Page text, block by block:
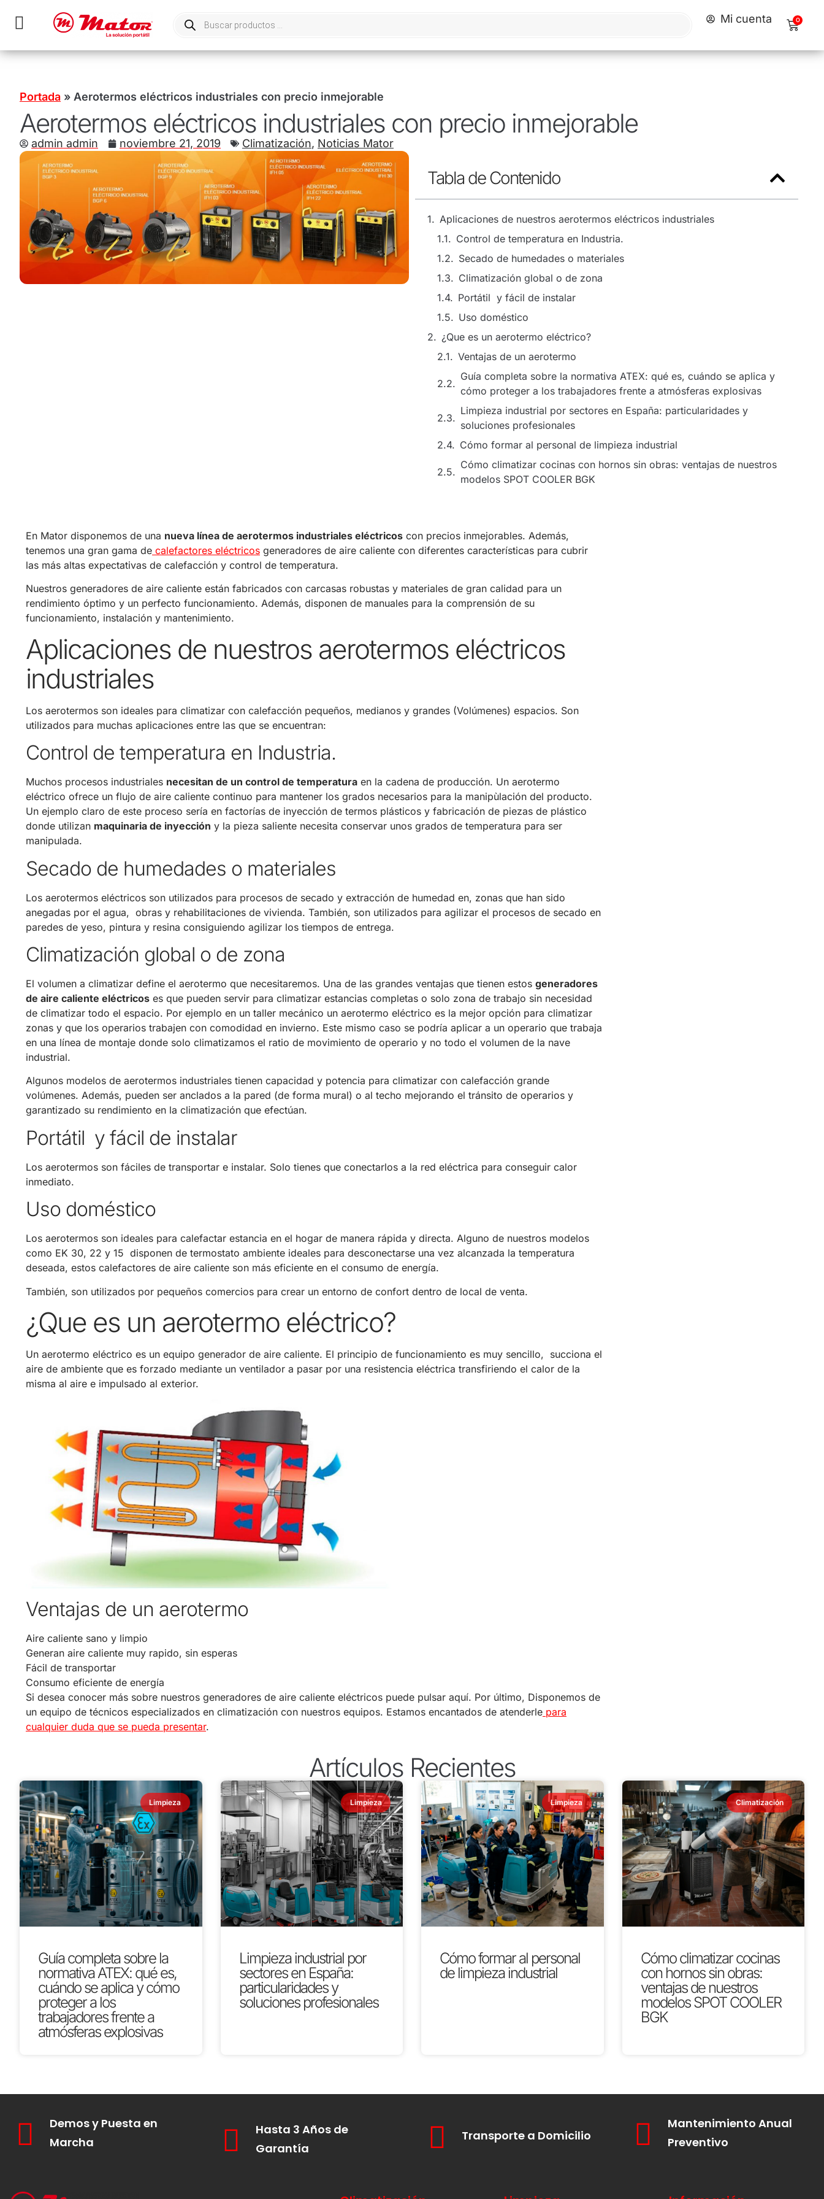
Mi cuenta 0
Portada » Aerotermos eléctricos industriales con precio inmejorable
Aerotermos eléctricos industriales con precio inmejorable
admin admin noviembre 21, 2019 Climatización, Noticias Mator
Tabla de Contenido
Aplicaciones de nuestros aerotermos eléctricos industriales
Control de temperatura en Industria.
Secado de humedades o materiales
Climatización global o de zona
Portátil y fácil de instalar
Uso doméstico
¿Que es un aerotermo eléctrico?
Ventajas de un aerotermo
Guía completa sobre la normativa ATEX: qué es, cuándo se aplica y
cómo proteger a los trabajadores frente a atmósferas explosivas
Limpieza industrial por sectores en España: particularidades y
soluciones profesionales
Cómo formar al personal de limpieza industrial
Cómo climatizar cocinas con hornos sin obras: ventajas de nuestros
modelos SPOT COOLER BGK
En Mator disponemos de una nueva línea de aerotermos industriales eléctricos con precios inmejorables. Además,
tenemos una gran gama de calefactores eléctricos generadores de aire caliente con diferentes características para cubrir
las más altas expectativas de calefacción y control de temperatura.
Nuestros generadores de aire caliente están fabricados con carcasas robustas y materiales de gran calidad para un
rendimiento óptimo y un perfecto funcionamiento. Además, disponen de manuales para la comprensión de su
funcionamiento, instalación y mantenimiento.
Aplicaciones de nuestros aerotermos eléctricos
industriales
Los aerotermos son ideales para climatizar con calefacción pequeños, medianos y grandes (Volúmenes) espacios. Son
utilizados para muchas aplicaciones entre las que se encuentran:
Control de temperatura en Industria.
Muchos procesos industriales necesitan de un control de temperatura en la cadena de producción. Un aerotermo
eléctrico ofrece un flujo de aire caliente continuo para mantener los grados necesarios para la manipùlación del producto.
Un ejemplo claro de este proceso sería en factorías de inyección de termos plásticos y fabricación de piezas de plástico
donde utilizan maquinaria de inyección y la pieza saliente necesita conservar unos grados de temperatura para ser
manipulada.
Secado de humedades o materiales
Los aerotermos eléctricos son utilizados para procesos de secado y extracción de humedad en, zonas que han sido
anegadas por el agua, obras y rehabilitaciones de vivienda. También, son utilizados para agilizar el procesos de secado en
paredes de yeso, pintura y resina consiguiendo agilizar los tiempos de entrega.
Climatización global o de zona
El volumen a climatizar define el aerotermo que necesitaremos. Una de las grandes ventajas que tienen estos generadores
de aire caliente eléctricos es que pueden servir para climatizar estancias completas o solo zona de trabajo sin necesidad
de climatizar todo el espacio. Por ejemplo en un taller mecánico un aerotermo eléctrico es la mejor opción para climatizar
zonas y que los operarios trabajen con comodidad en invierno. Este mismo caso se podría aplicar a un operario que trabaja
en una línea de montaje donde solo climatizamos el ratio de movimiento de operario y no todo el volumen de la nave
industrial.
Algunos modelos de aerotermos industriales tienen capacidad y potencia para climatizar con calefacción grande
volúmenes. Además, pueden ser anclados a la pared (de forma mural) o al techo mejorando el tránsito de operarios y
garantizado su rendimiento en la climatización que efectúan.
Portátil y fácil de instalar
Los aerotermos son fáciles de transportar e instalar. Solo tienes que conectarlos a la red eléctrica para conseguir calor
inmediato.
Uso doméstico
Los aerotermos son ideales para calefactar estancia en el hogar de manera rápida y directa. Alguno de nuestros modelos
como EK 30, 22 y 15 disponen de termostato ambiente ideales para desconectarse una vez alcanzada la temperatura
deseada, estos calefactores de aire caliente son más eficiente en el consumo de energía.
También, son utilizados por pequeños comercios para crear un entorno de confort dentro de local de venta.
¿Que es un aerotermo eléctrico?
Un aerotermo eléctrico es un equipo generador de aire caliente. El principio de funcionamiento es muy sencillo, succiona el
aire de ambiente que es forzado mediante un ventilador a pasar por una resistencia eléctrica transfiriendo el calor de la
misma al aire e impulsado al exterior.
Ventajas de un aerotermo
Aire caliente sano y limpio
Generan aire caliente muy rapido, sin esperas
Fácil de transportar
Consumo eficiente de energía
Si desea conocer más sobre nuestros generadores de aire caliente eléctricos puede pulsar aquí. Por último, Disponemos de
un equipo de técnicos especializados en climatización con nuestros equipos. Estamos encantados de atenderle para
cualquier duda que se pueda presentar.
Artículos Recientes
Limpieza
Guía completa sobre la
normativa ATEX: qué es,
cuándo se aplica y cómo
proteger a los
trabajadores frente a
atmósferas explosivas
Limpieza
Limpieza industrial por
sectores en España:
particularidades y
soluciones profesionales
Limpieza
Cómo formar al personal
de limpieza industrial
Climatización
Cómo climatizar cocinas
con hornos sin obras:
ventajas de nuestros
modelos SPOT COOLER
BGK
Demos y Puesta en
Marcha
Hasta 3 Años de
Garantía
Transporte a Domicilio
Mantenimiento Anual
Preventivo